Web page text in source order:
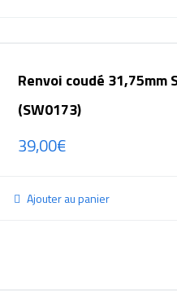
Renvoi coudé 31,75mm
(SW0173)
39,00€
Ajouter au panier